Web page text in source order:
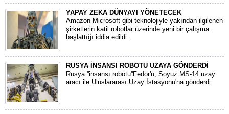
YAPAY ZEKA DÜNYAYI YÖNETECEK
Amazon Microsoft gibi teknolojiyle yakından ilgilenen
şirketlerin katil robotlar üzerinde yeni bir çalışma
başlattığı iddia edildi.
RUSYA İNSANSI ROBOTU UZAYA GÖNDERDİ
Rusya ''insansı robotu''Fedor'u, Soyuz MS-14 uzay
aracı ile Uluslararası Uzay İstasyonu'na gönderdi